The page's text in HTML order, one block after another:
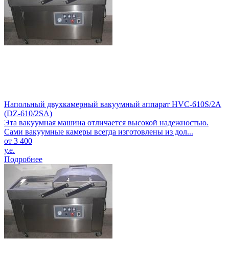
Напольный двухкамерный вакуумный аппарат HVC-610S/2A
(DZ-610/2SA)
Эта вакуумная машина отличается высокой надежностью.
Сами вакуумные камеры всегда изготовлены из дол...
от 3 400
у.е.
Подробнее